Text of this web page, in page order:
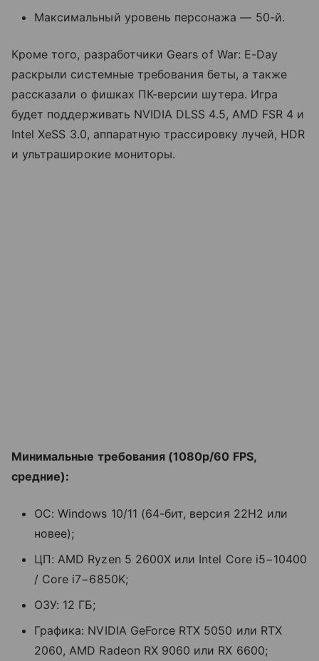
Максимальный уровень персонажа — 50-й.
Кроме того, разработчики Gears of War: E-Day
раскрыли системные требования беты, а также
рассказали о фишках ПК-версии шутера. Игра
будет поддерживать NVIDIA DLSS 4.5, AMD FSR 4 и
Intel XeSS 3.0, аппаратную трассировку лучей, HDR
и ультраширокие мониторы.
Минимальные требования (1080p/60 FPS,
средние):
ОС: Windows 10/11 (64-бит, версия 22H2 или
новее);
ЦП: AMD Ryzen 5 2600X или Intel Core i5−10400
/ Core i7−6850K;
ОЗУ: 12 ГБ;
Графика: NVIDIA GeForce RTX 5050 или RTX
2060, AMD Radeon RX 9060 или RX 6600;